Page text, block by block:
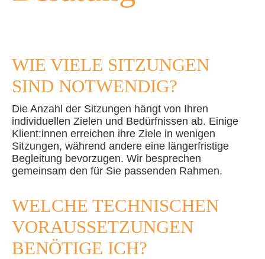
WIE VIELE SITZUNGEN
SIND NOTWENDIG?
Die Anzahl der Sitzungen hängt von Ihren
individuellen Zielen und Bedürfnissen ab. Einige
Klient:innen erreichen ihre Ziele in wenigen
Sitzungen, während andere eine längerfristige
Begleitung bevorzugen. Wir besprechen
gemeinsam den für Sie passenden Rahmen.
WELCHE TECHNISCHEN
VORAUSSETZUNGEN
BENÖTIGE ICH?